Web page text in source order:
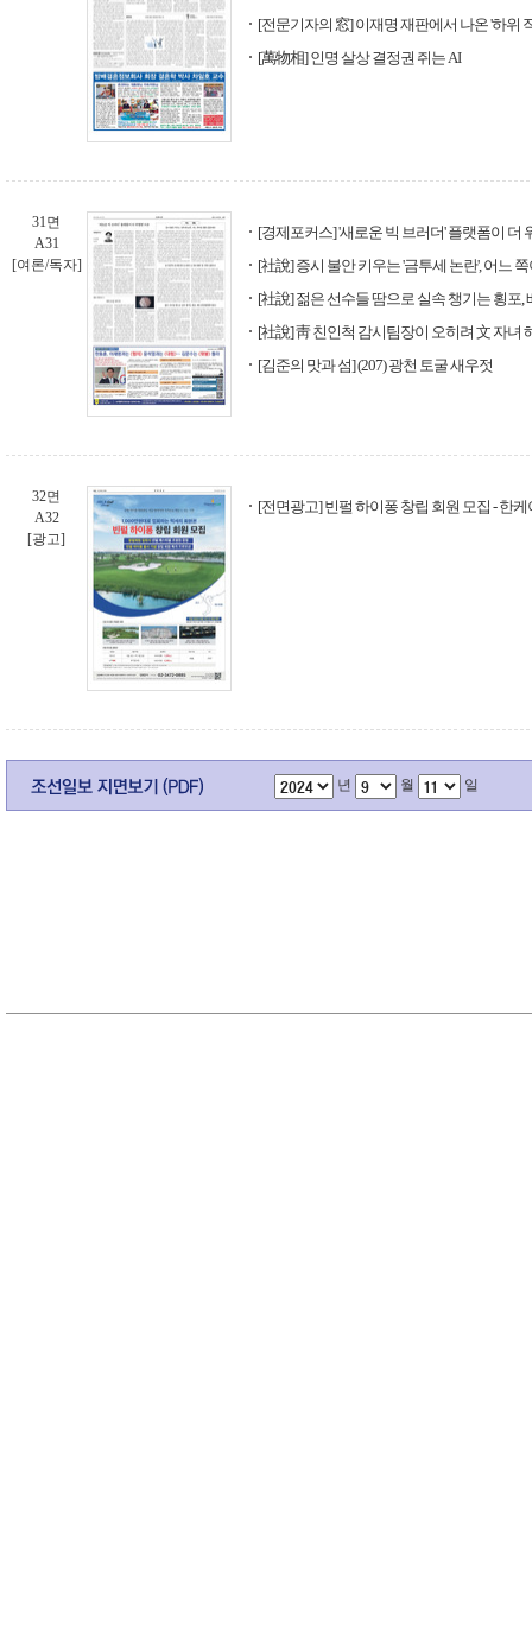
[전문기자의 窓] 이재명 재판에서 나온 '하위
[萬物相] 인명 살상 결정권 쥐는 AI
31면
A31
[여론/독자]
[경제포커스] '새로운 빅 브러더' 플랫폼이 더
[社說] 증시 불안 키우는 '금투세 논란', 어느
[社說] 젊은 선수들 땀으로 실속 챙기는 횡포
[社說] 靑 친인척 감시팀장이 오히려 文 자녀
[김준의 맛과 섬] (207) 광천 토굴 새우젓
32면
A32
[광고]
[전면광고] 빈펄 하이퐁 창립 회원 모집 - 한
년 월 일